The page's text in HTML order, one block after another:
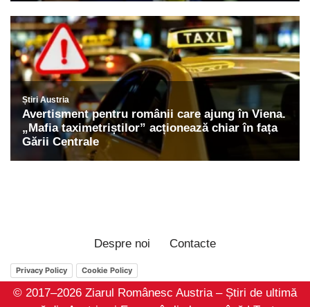
Despre noi Contacte
Privacy Policy Cookie Policy
© 2017–2026 Ziarul Românesc Austria – Știri de ultimă